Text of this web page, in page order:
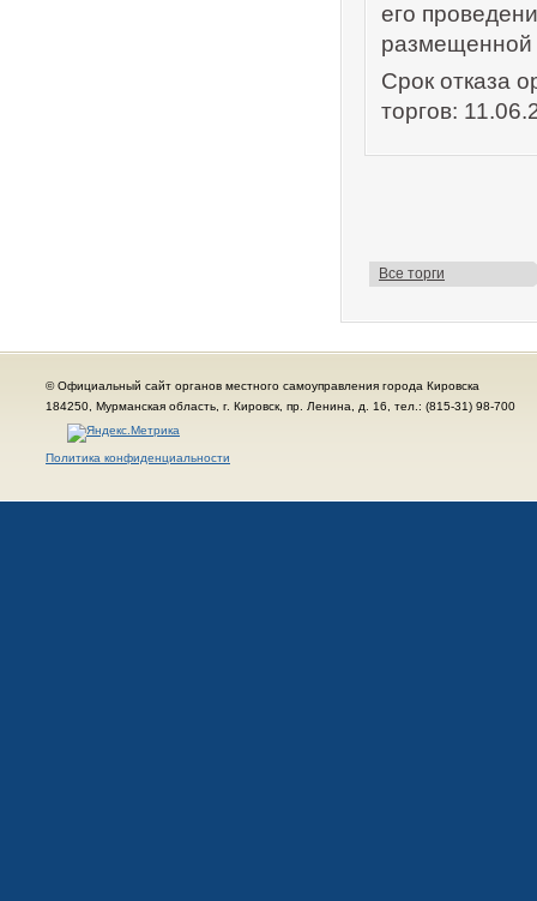
его
размещенной
Срок отказа
торгов:
Все торги
© Официальный сайт органов местного самоуправления города Кировска
184250, Мурманская область, г. Кировск, пр. Ленина, д. 16, тел.: (815-31) 98-700
Политика конфиденциальности